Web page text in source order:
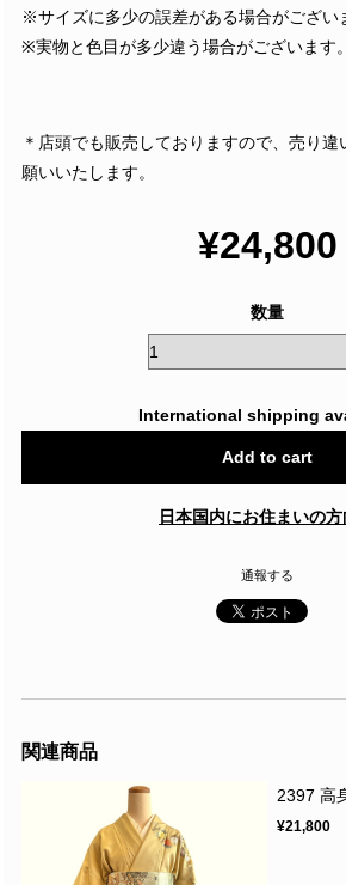
※サイズに多少の誤差がある場合がござい
※実物と色目が多少違う場合がございます。
＊店頭でも販売しておりますので、売り
願いいたします。
¥24,800
数量
International shipping
Add to cart
日本国内にお住まいの
通報する
関連商品
2397 高
¥21,800